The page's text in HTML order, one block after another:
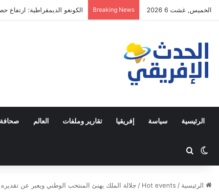
الخميس, غشت 6 2026 Breaking News فرنسا: موجة الحر ترفع خطر
الرئيسية سياسة إفريقيا تقارير وملفات العالم صحافة
Switch skin
ابحث عن
الرئيسية /
Hot events
/ جلالة الملك يهنئ المنتخب الوطني ويعبر عن تقديره